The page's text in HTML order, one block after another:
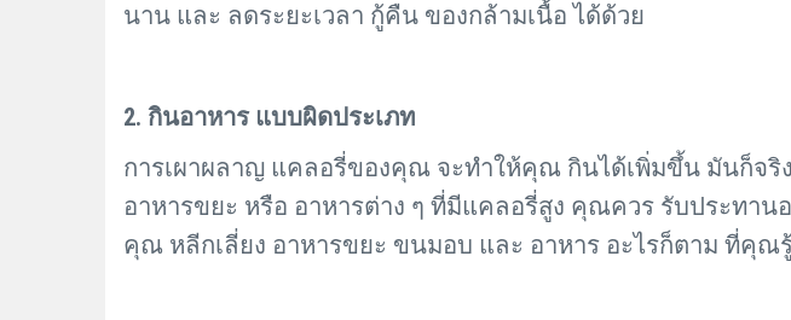
นาน และ ลดระยะเวลา กู้คืน ของกล้ามเนื้อ ได้ด้วย
2. กินอาหาร แบบผิดประเภท
การเผาผลาญ แคลอรี่ของคุณ จะทำให้คุณ กินได้เพิ่มขึ้น มันก็จ
อาหารขยะ หรือ อาหารต่าง ๆ ที่มีแคลอรี่สูง คุณควร รับประทาน
คุณ หลีกเลี่ยง อาหารขยะ ขนมอบ และ อาหาร อะไรก็ตาม ที่คุณ